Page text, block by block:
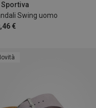
Sportiva
Swing uomo
€